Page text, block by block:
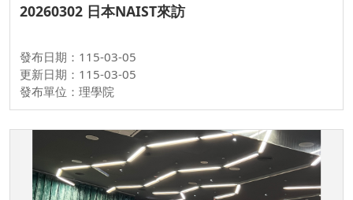
20260302 日本NAIST來訪
發布日期：115-03-05
更新日期：115-03-05
發布單位：理學院